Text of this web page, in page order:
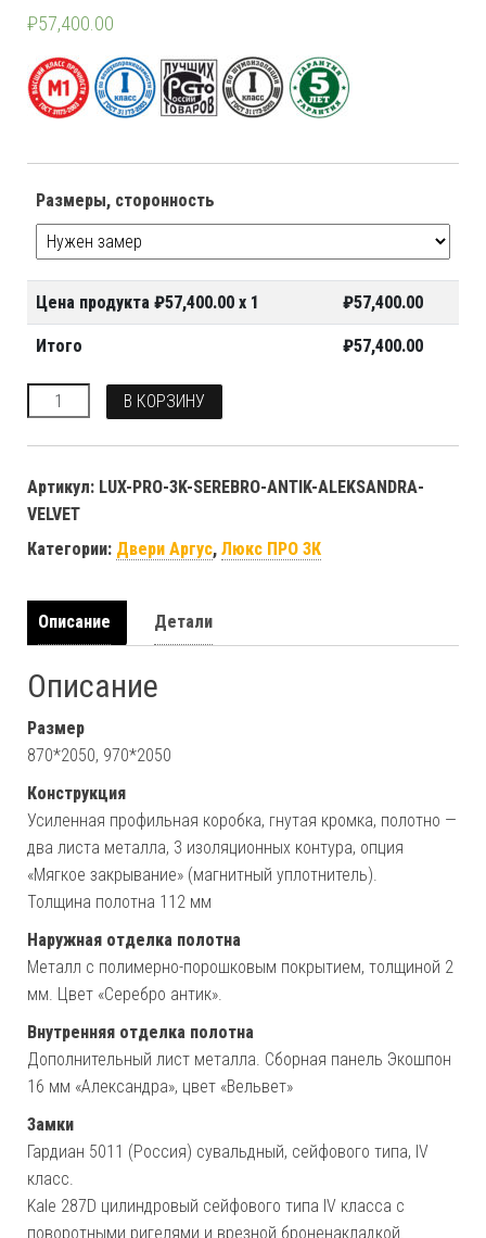
₽57,400.00
Размеры, сторонность
Цена продукта ₽57,400.00x 1 ₽57,400.00
Итого ₽57,400.00
Количество В КОРЗИНУ
Артикул: LUX-PRO-3K-SEREBRO-ANTIK-ALEKSANDRA-
VELVET
Категории: Двери Аргус, Люкс ПРО 3К
Описание Детали
Описание
Размер
870*2050, 970*2050
Конструкция
Усиленная профильная коробка, гнутая кромка, полотно —
два листа металла, 3 изоляционных контура, опция
«Мягкое закрывание» (магнитный уплотнитель).
Толщина полотна 112 мм
Наружная отделка полотна
Металл с полимерно-порошковым покрытием, толщиной 2
мм. Цвет «Серебро антик».
Внутренняя отделка полотна
Дополнительный лист металла. Сборная панель Экошпон
16 мм «Александра», цвет «Вельвет»
Замки
Гардиан 5011 (Россия) сувальдный, сейфового типа, IV
класс.
Kale 287D цилиндровый сейфового типа IV класса с
поворотными ригелями и врезной броненакладкой.